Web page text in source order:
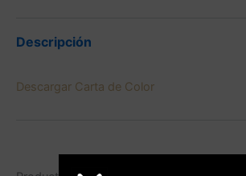
Descripción
Descargar Carta de Color